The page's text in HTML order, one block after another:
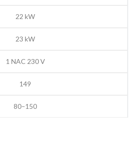
22 kW
23 kW
1 NAC 230 V
149
80–150